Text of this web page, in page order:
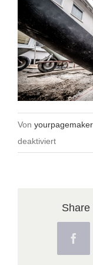
Von yourpagemaker
deaktiviertfür
Share